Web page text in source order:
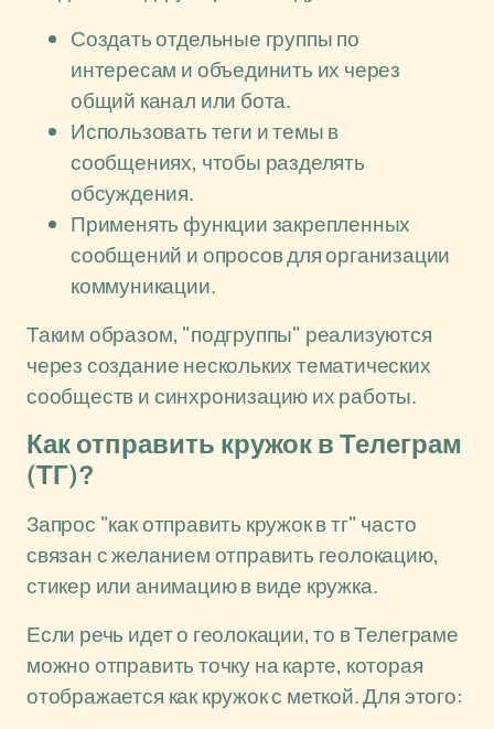
Создать отдельные группы по
интересам и объединить их через
общий канал или бота.
Использовать теги и темы в
сообщениях, чтобы разделять
обсуждения.
Применять функции закрепленных
сообщений и опросов для организации
коммуникации.
Таким образом, "подгруппы" реализуются
через создание нескольких тематических
сообществ и синхронизацию их работы.
Как отправить кружок в Телеграм
(ТГ)?
Запрос "как отправить кружок в тг" часто
связан с желанием отправить геолокацию,
стикер или анимацию в виде кружка.
Если речь идет о геолокации, то в Телеграме
можно отправить точку на карте, которая
отображается как кружок с меткой. Для этого: